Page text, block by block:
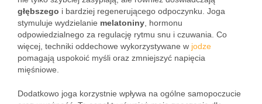
głębszego i bardziej regenerującego odpoczynku. Joga
stymuluje wydzielanie melatoniny , hormonu
odpowiedzialnego za regulację rytmu snu i czuwania. Co
więcej, techniki oddechowe wykorzystywane w jodze
pomagają uspokoić myśli oraz zmniejszyć napięcia
mięśniowe.
Dodatkowo joga korzystnie wpływa na ogólne samopoczucie